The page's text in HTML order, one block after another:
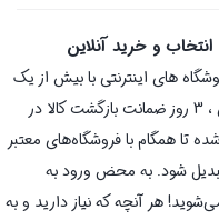
و خرید آنلاین
های اینترنتی با بیش از یک
دهه تجربه، با پایبندی به اصل مشتری مداری ، 3 روز ضمانت بازگشت کالا در
تا همگام با فروشگاه‌های معتبر
تبدیل شود. به محض ورود به
هر آنچه که نیاز دارید و به